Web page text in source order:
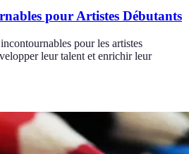
pour Artistes Débutants
pour les artistes
leur talent et enrichir leur